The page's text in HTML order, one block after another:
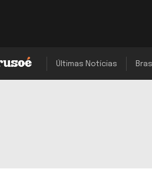
Últimas Notícias